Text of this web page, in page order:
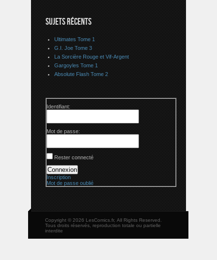
SUJETS RÉCENTS
Ultimates Tome 1
G.I. Joe Tome 3
La Sorcière Rouge et Vif-Argent
Gargoyles Tome 1
Absolute Flash Tome 2
Identifiant:
Mot de passe:
Rester connecté
Connexion
Inscription
Mot de passe oublié
Copyright © 2026 LesComics.fr, All Rights Reserved.
Tous droits réservés, reproduction totale ou partielle
interdite